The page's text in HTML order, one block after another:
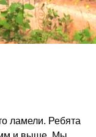
ламели. Ребята